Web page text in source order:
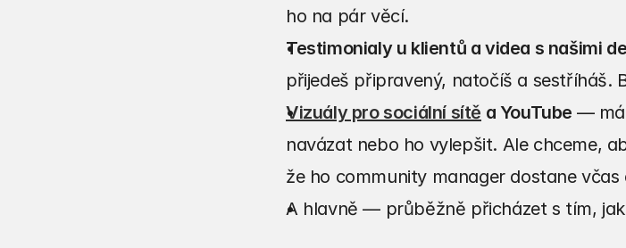
ho na pár věcí.
Testimonialy u klientů a videa s našimi
přijedeš připravený, natočíš a sestříháš.
Vizuály pro sociální sítě a YouTube —
navázat nebo ho vylepšit. Ale chceme,
že ho community manager dostane
A hlavně — průběžně přicházet s tím,